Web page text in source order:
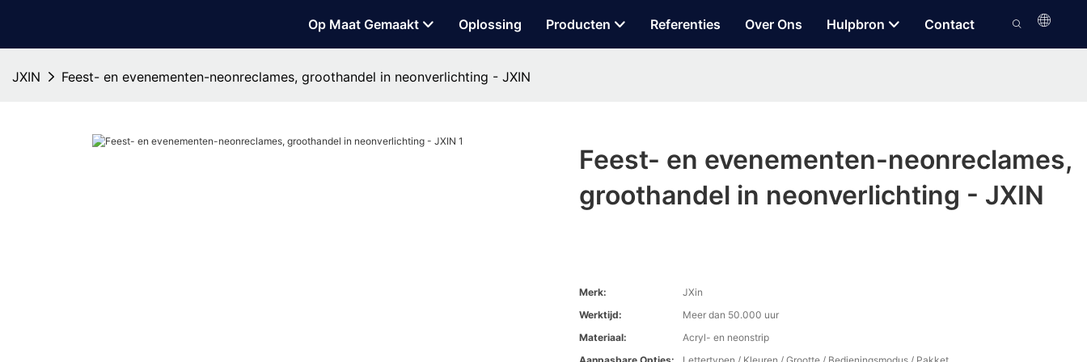
Op Maat Gemaakt Oplossing Producten Referenties Over Ons Hulpbron Contact
JXIN Feest- en evenementen-neonreclames, groothandel in neonverlichting - JXIN
Feest- en evenementen-neonreclames,
groothandel in neonverlichting - JXIN
Merk:
JXin
Werktijd:
Meer dan 50.000 uur
Materiaal:
Acryl- en neonstrip